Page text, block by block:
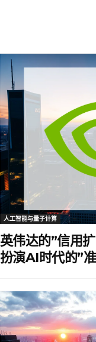
人工智能与量子计算
英伟达的”信用
扮演AI时代的”